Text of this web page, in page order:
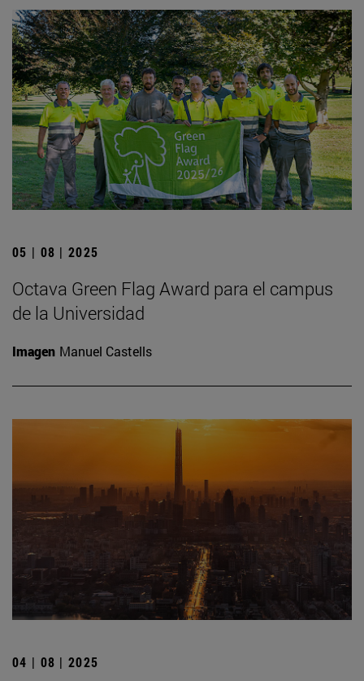
05 | 08 | 2025
Octava Green Flag Award para el campus
de la Universidad
Imagen Manuel Castells
04 | 08 | 2025